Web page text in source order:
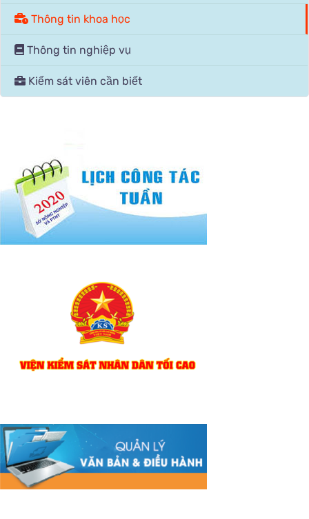
Thông tin khoa học
Thông tin nghiệp vụ
Kiểm sát viên cần biết